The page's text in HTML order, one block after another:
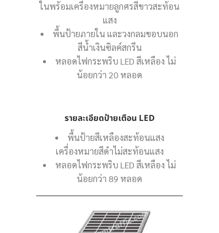
ในพร้อมเครื่องหมายลูกศรสีขาวสะท้อน
แสง
พื้นป้ายภายใน และวงกลมขอบนอก
สีน้ำเงินซิลค์สกรีน
หลอดไฟกระพริบ LED สีเหลือง ไม่
น้อยกว่า 20 หลอด
รายละเอียดป้ายเตือน LED
พื้นป้ายสีเหลืองสะท้อนแสง
เครื่องหมายสีดำไม่สะท้อนแสง
หลอดไฟกระพริบ LED สีเหลือง ไม่
น้อยกว่า 89 หลอด